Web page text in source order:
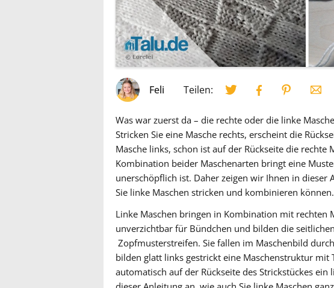
Feli Teilen:
Was war zuerst da – die rechte oder die linke
Stricken Sie eine Masche rechts, erscheint die
Masche links, schon ist auf der Rückseite die rechte
Kombination beider Maschenarten bringt eine
unerschöpflich ist. Daher zeigen wir Ihnen in dieser
Sie linke Maschen stricken und kombinieren können.
Linke Maschen bringen in Kombination mit rechten
unverzichtbar für Bündchen und bilden die
Zopfmusterstreifen. Sie fallen im Maschenbild
bilden glatt links gestrickt eine Maschenstruktur mit
automatisch auf der Rückseite des Strickstückes ein